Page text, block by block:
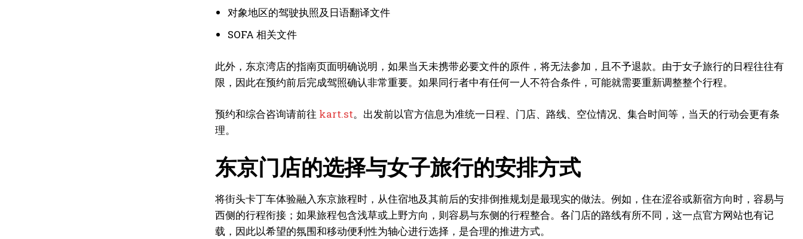
对象地区的驾驶执照及日语翻译文件
SOFA 相关文件
此外，东京湾店的指南页面明确说明，如果当天未携带必要文件的原件，将无法参加，且不予退款。由于女子旅行的日程往往有
限，因此在预约前后完成驾照确认非常重要。如果同行者中有任何一人不符合条件，可能就需要重新调整整个行程。
预约和综合咨询请前往 kart.st。出发前以官方信息为准统一日程、门店、路线、空位情况、集合时间等，当天的行动会更有条
理。
东京门店的选择与女子旅行的安排方式
将街头卡丁车体验融入东京旅程时，从住宿地及其前后的安排倒推规划是最现实的做法。例如，住在涩谷或新宿方向时，容易与
西侧的行程衔接；如果旅程包含浅草或上野方向，则容易与东侧的行程整合。各门店的路线有所不同，这一点官方网站也有记
载，因此以希望的氛围和移动便利性为轴心进行选择，是合理的推进方式。